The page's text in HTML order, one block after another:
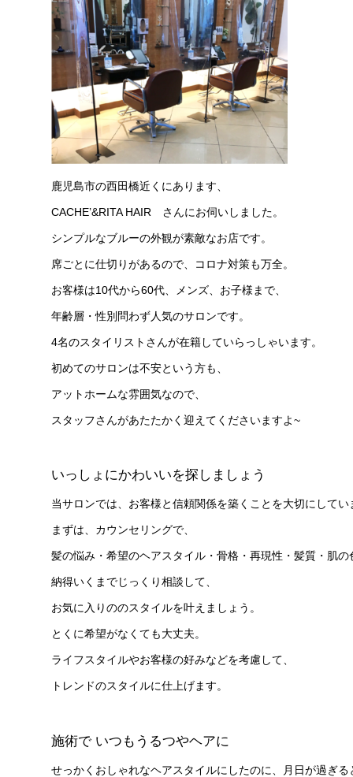
鹿児島市の西田橋近くにあります、
CACHE’&RITA HAIR さんにお伺いしました。
シンプルなブルーの外観が素敵なお店です。
席ごとに仕切りがあるので、コロナ対策も万全。
お客様は10代から60代、メンズ、お子様まで、
年齢層・性別問わず人気のサロンです。
4名のスタイリストさんが在籍していらっしゃいます。
初めてのサロンは不安という方も、
アットホームな雰囲気なので、
スタッフさんがあたたかく迎えてくださいますよ~
いっしょにかわいいを探しましょう
当サロンでは、お客様と信頼関係を築くことを大切にしてい
まずは、カウンセリングで、
髪の悩み・希望のヘアスタイル・骨格・再現性・髪質・肌
納得いくまでじっくり相談して、
お気に入りののスタイルを叶えましょう。
とくに希望がなくても大丈夫。
ライフスタイルやお客様の好みなどを考慮して、
トレンドのスタイルに仕上げます。
施術で いつもうるつやヘアに
せっかくおしゃれなヘアスタイルにしたのに、月日が過ぎる